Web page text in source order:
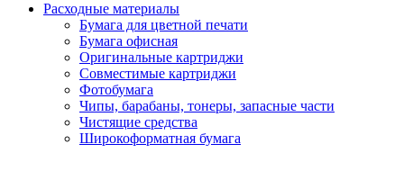
Расходные материалы
Бумага для цветной печати
Бумага офисная
Оригинальные картриджи
Совместимые картриджи
Фотобумага
Чипы, барабаны, тонеры, запасные части
Чистящие средства
Широкоформатная бумага